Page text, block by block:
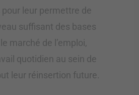
leur permettre de
suffisant des bases
marché de l’emploi,
quotidien au sein de
leur réinsertion future.